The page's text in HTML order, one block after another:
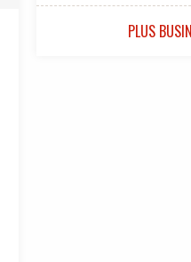
PLUS